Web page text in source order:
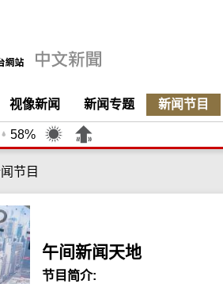
视像新闻 新闻专题 新闻节目
58%
节目
午间新闻天地
节目简介: